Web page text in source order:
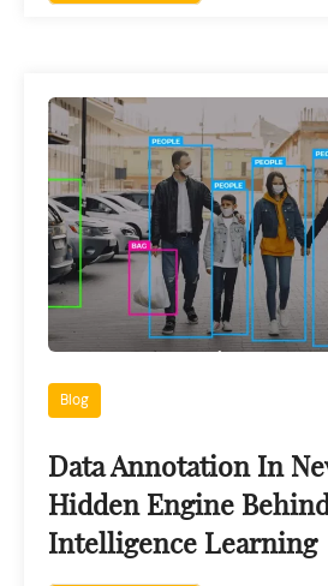
Blog
Data Annotation In
Hidden Engine
Intelligence Learning